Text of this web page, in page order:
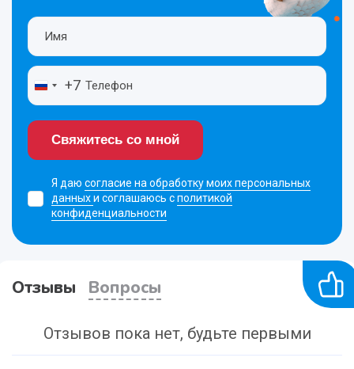
+7
Свяжитесь со мной
Я даю согласие на обработку моих персональных
данныхи соглашаюсь сполитикой
конфиденциальности
Отзывы Вопросы
Отзывов пока нет, будьте первыми